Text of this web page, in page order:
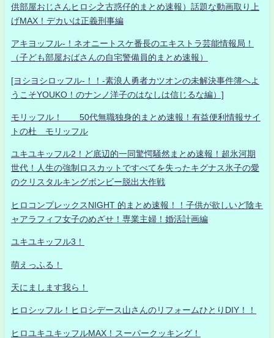
供部屋おじさんヒロシ之古惑仔的まとめ速報）話題な動画取り上
げMAX！デカいは正義刑事編
アキヨッフル-！ネオニートスケ番長のエキストラ芸能情報局！
（子ども部屋おばさんの自宅警備員的まとめ速報）
[ヨシヨシロッフル-！！-素浪人勇者カツオンの未解決事件簿へよ
うこそYOUKO！のナンノ洋子のはなしは信じるな編）]
モリッフル！ 50代無職独身的まとめ速報！有益便利情報サイ
トの杜 モリッフル
ユキユキッフル2！ど底辺的一同驚愕騒然まとめ速報！超氷河期
世代！人生の強制ロスカットですべてを失ったキグナス氷子の愛
のクリスタルキングボンビー脱出大作戦
ヒロコンプレックスNIGHT 的まとめ速報！！子供が欲しいど陰キ
ャアラフィフ女子のめざせ！専業主婦！婚活計画編
ユキユキッフル3！
萌えっふる！
天にまします我ら！
ヒロシッフル！ヒロシデース山さんのリフォームひとりDIY！！
ヒロユキユキッフルMAX！スーパークッキング！